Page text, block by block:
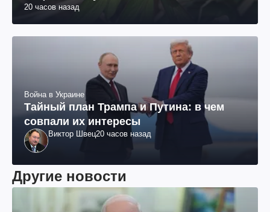
20 часов назад
Война в Украине
Тайный план Трампа и Путина: в чем
совпали их интересы
Виктор Швец20 часов назад
Другие новости